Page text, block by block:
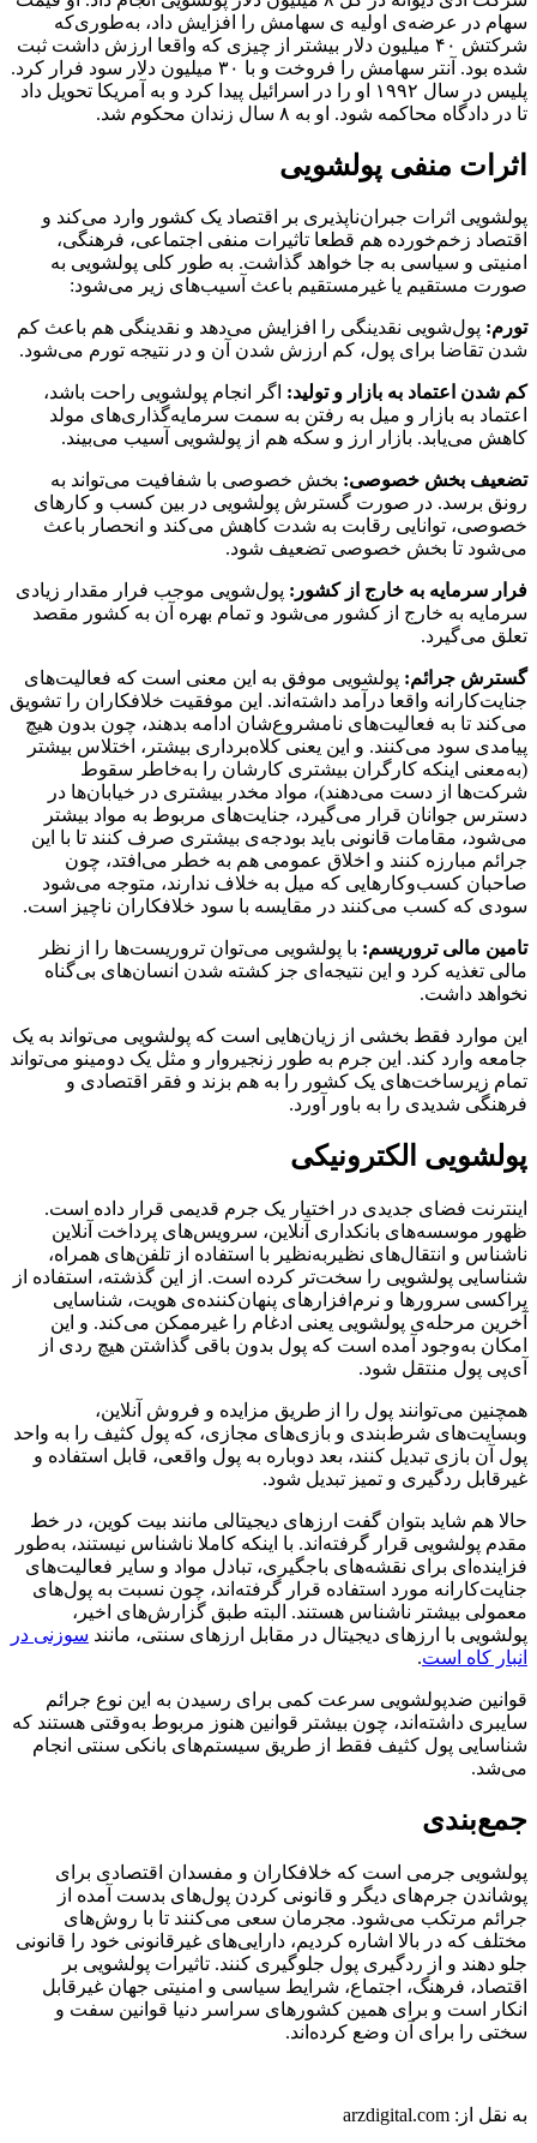
سهام در عرضه‌ی اولیه ی سهامش را افزایش داد، به‌‌طوری‌که
شرکتش ۴۰ میلیون دلار بیشتر از چیزی که واقعا ارزش داشت ثبت
شده بود. آنتر سهامش را فروخت و با ۳۰ میلیون دلار سود فرار کرد.
پلیس در سال ۱۹۹۲ او را در اسرائیل پیدا کرد و به آمریکا تحویل داد
تا در دادگاه محاکمه شود. او به ۸ سال زندان محکوم شد.
اثرات منفی پولشویی
پولشویی اثرات جبران‌ناپذیری بر اقتصاد یک کشور وارد می‌کند و
اقتصاد زخم‌خورده هم قطعا تاثیرات منفی اجتماعی، فرهنگی،
امنیتی و سیاسی به جا خواهد گذاشت. به طور کلی پولشویی به
صورت مستقیم یا غیرمستقیم باعث آسیب‌های زیر می‌شود:
تورم: پول‌شویی نقدینگی را افزایش می‌دهد و نقدینگی هم باعث کم
شدن تقاضا برای پول، کم ارزش شدن آن و در نتیجه تورم می‌شود.
کم شدن اعتماد به بازار و تولید: اگر انجام پولشویی راحت‌ باشد،
اعتماد به بازار و میل به رفتن به سمت سرمایه‌گذاری‌های مولد
کاهش می‌یابد. بازار ارز و سکه هم از پولشویی آسیب می‌بیند.
تضعیف بخش خصوصی: بخش خصوصی با شفافیت می‌تواند به
رونق برسد. در صورت گسترش پولشویی در بین کسب و کارهای
خصوصی، توانایی رقابت به شدت کاهش می‌کند و انحصار باعث
می‌شود تا بخش خصوصی تضعیف شود.
فرار سرمایه به خارج از کشور: پول‌شویی موجب فرار مقدار زیادی
سرمایه به خارج از کشور می‌شود و تمام بهره آن به کشور مقصد
تعلق می‌گیرد.
گسترش جرائم: پولشویی موفق به این معنی است که فعالیت‌های
جنایت‌کارانه واقعا درآمد داشته‌اند. این موفقیت خلافکاران را تشویق
می‌کند تا به فعالیت‌های نامشروع‌شان ادامه بدهند، چون بدون هیچ
پیامدی سود می‌کنند. و این یعنی کلاه‌برداری بیشتر، اختلاس بیشتر
(به‌معنی اینکه کارگران بیشتری کارشان را به‌خاطر سقوط
شرکت‌ها از دست می‌دهند)، مواد مخدر بیشتری در خیابان‌ها در
دسترس جوانان قرار می‌گیرد، جنایت‌های مربوط به مواد بیشتر
می‌شود، مقامات قانونی باید بودجه‌ی بیشتری صرف کنند تا با این
جرائم مبارزه کنند و اخلاق عمومی هم به‌ خطر می‌افتد، چون
صاحبان کسب‌وکارهایی که میل به خلاف ندارند، متوجه می‌شود
سودی که کسب می‌کنند در مقایسه با سود خلافکاران ناچیز است.
تامین مالی تروریسم: با پولشویی می‌توان تروریست‌ها را از نظر
مالی تغذیه کرد و این نتیجه‌ای جز کشته شدن انسان‌های بی‌گناه
نخواهد داشت.
این‌ موارد فقط بخشی از زیان‌هایی است که پولشویی می‌تواند به یک
جامعه وارد کند. این جرم به طور زنجیروار و مثل یک دومینو می‌تواند
تمام زیرساخت‌های یک کشور را به هم بزند و فقر اقتصادی و
فرهنگی شدیدی را به باور آورد.
پولشویی الکترونیکی
اینترنت فضای جدیدی در اختیار یک جرم قدیمی قرار داده است.
ظهور موسسه‌های بانکداری آنلاین، سرویس‌های پرداخت آنلاین
ناشناس و انتقال‌های نظیربه‌نظیر با استفاده از تلفن‌های همراه،
شناسایی پولشویی را سخت‌تر کرده است. از این گذشته، استفاده از
پراکسی‌ سرورها و نرم‌افزارهای پنهان‌کننده‌ی هویت، شناسایی
آخرین مرحله‌ی پولشویی یعنی ادغام را غیرممکن می‌کند. و این
امکان به‌وجود آمده است که پول بدون باقی گذاشتن هیچ ردی از
آی‌پی‌ پول منتقل شود.
همچنین می‌توانند پول را از طریق مزایده‌ و فروش آنلاین،
وبسایت‌های شرط‌بندی و بازی‌های مجازی، که پول کثیف را به واحد
پول آن بازی تبدیل کنند، بعد دوباره به پول واقعی، قابل استفاده و
غیرقابل ردگیری و تمیز تبدیل شود.
حالا هم شاید بتوان گفت ارزهای دیجیتالی مانند بیت کوین، در خط
مقدم پولشویی قرار گرفته‌اند. با اینکه کاملا ناشناس نیستند، به‌طور
فزاینده‌ای برای نقشه‌های باجگیری، تبادل مواد و سایر فعالیت‌های
جنایت‌کارانه مورد استفاده قرار گرفته‌اند، چون نسبت به پول‌های
معمولی بیشتر ناشناس هستند. البته طبق گزارش‌های اخیر،
پولشویی با ارزهای دیجیتال در مقابل ارزهای سنتی، مانند سوزنی در
انبار کاه است.
قوانین ضدپولشویی سرعت کمی برای رسیدن به این نوع جرائم
سایبری داشته‌اند، چون بیشتر قوانین هنوز مربوط به‌وقتی هستند که
شناسایی پول کثیف فقط از طریق سیستم‌های بانکی سنتی انجام
می‌شد.
جمع‌بندی
پولشویی جرمی است که خلافکاران و مفسدان اقتصادی برای
پوشاندن جرم‌های دیگر و قانونی کردن پول‌های بدست آمده از
جرائم مرتکب می‌شود. مجرمان سعی می‌کنند تا با روش‌های
مختلف که در بالا اشاره کردیم، دارایی‌های غیرقانونی خود را قانونی
جلو دهند و از ردگیری پول جلوگیری کنند. تاثیرات پولشویی بر
اقتصاد، فرهنگ، اجتماع، شرایط سیاسی و امنیتی جهان غیرقابل
انکار است و برای همین کشورهای سراسر دنیا قوانین سفت و
سختی را برای آن وضع کرده‌اند.
به نقل از: arzdigital.com